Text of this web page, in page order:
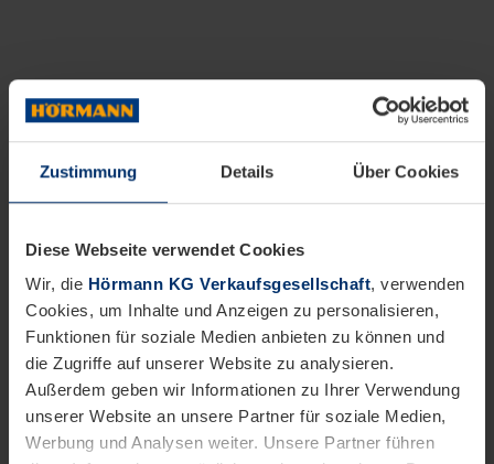
Zustimmung Details Über Cookies
Diese Webseite verwendet Cookies
Wir, die Hörmann KG Verkaufsgesellschaft, verwenden
Cookies, um Inhalte und Anzeigen zu personalisieren,
Funktionen für soziale Medien anbieten zu können und
die Zugriffe auf unserer Website zu analysieren.
Außerdem geben wir Informationen zu Ihrer Verwendung
unserer Website an unsere Partner für soziale Medien,
Werbung und Analysen weiter. Unsere Partner führen